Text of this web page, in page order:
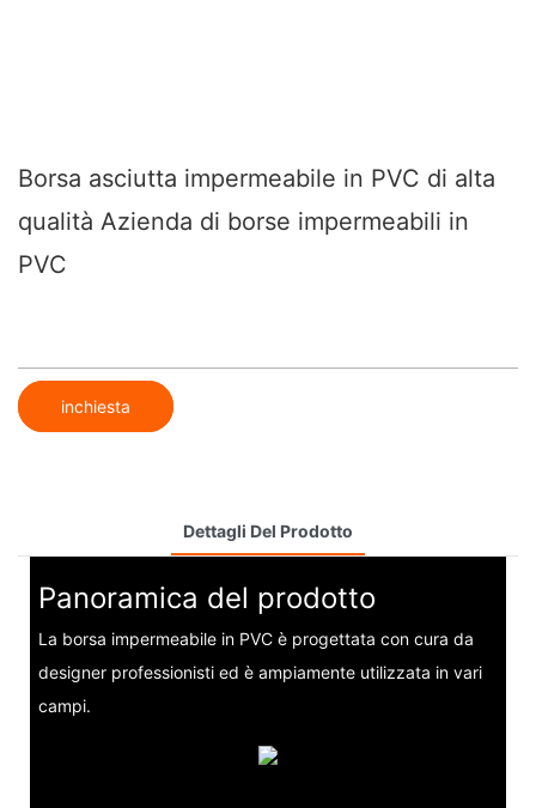
Borsa asciutta impermeabile in PVC di alta
qualità Azienda di borse impermeabili in
PVC
inchiesta
Dettagli Del Prodotto
Panoramica del prodotto
La borsa impermeabile in PVC è progettata con cura da
designer professionisti ed è ampiamente utilizzata in vari
campi.